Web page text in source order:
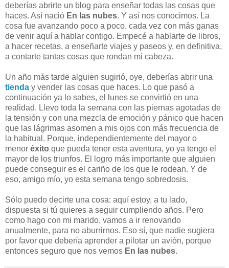
deberías abrirte un blog para enseñar todas las cosas que
haces. Así nació En las nubes. Y así nos conocimos. La
cosa fue avanzando poco a poco, cada vez con más ganas
de venir aquí a hablar contigo. Empecé a hablarte de libros,
a hacer recetas, a enseñarte viajes y paseos y, en definitiva,
a contarte tantas cosas que rondan mi cabeza.
Un año más tarde alguien sugirió, oye, deberías abrir una
tienda y vender las cosas que haces. Lo que pasó a
continuación ya lo sabes, el lunes se convirtió en una
realidad. Llevo toda la semana con las piernas agotadas de
la tensión y con una mezcla de emoción y pánico que hacen
que las lágrimas asomen a mis ojos con más frecuencia de
la habitual. Porque, independientemente del mayor o
menor éxito que pueda tener esta aventura, yo ya tengo el
mayor de los triunfos. El logro más importante que alguien
puede conseguir es el cariño de los que le rodean. Y de
eso, amigo mío, yo esta semana tengo sobredosis.
Sólo puedo decirte una cosa: aquí estoy, a tu lado,
dispuesta si tú quieres a seguir cumpliendo años. Pero
como hago con mi marido, vamos a ir renovando
anualmente, para no aburrirnos. Eso sí, que nadie sugiera
por favor que debería aprender a pilotar un avión, porque
entonces seguro que nos vemos En las nubes.